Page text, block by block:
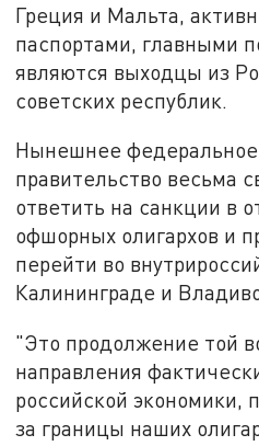
Греция и Мальта,
паспортами, главными
являются выходцы из
советских республик.
Нынешнее федеральное
правительство весьма
ответить на санкции в
офшорных олигархов и
перейти во
Калининграде и
"Это продолжение той
направления
российской экономики,
за границы наших